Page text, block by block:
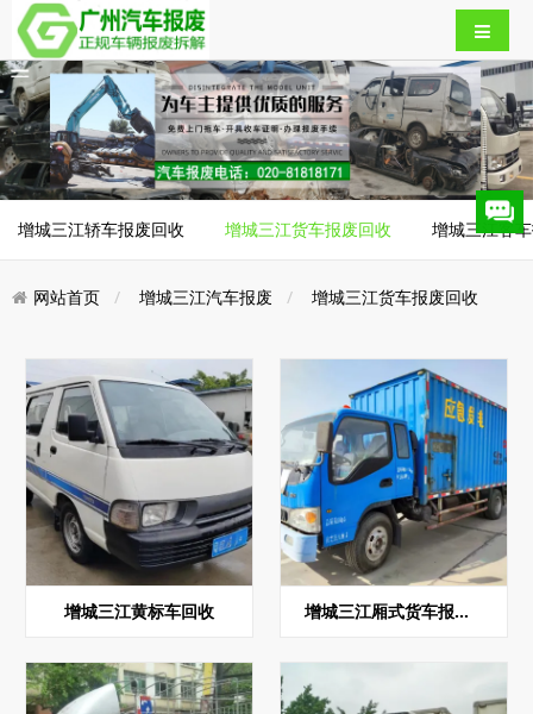
增城三江轿车报废回收 增城三江货车报废回收 增城三江客
网站首页 增城三江汽车报废 增城三江货车报废回收
增城三江黄标车回收 增城三江厢式货车报废回收